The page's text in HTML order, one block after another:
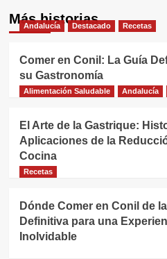
Más historias
Andalucía Destacado Recetas
Comer en Conil: La Guía
su Gastronomía
Alimentación Saludable Andalucía
El Arte de la Gastrique:
Aplicaciones de la
Cocina
Recetas
Dónde Comer en Conil de
Definitiva para una
Inolvidable